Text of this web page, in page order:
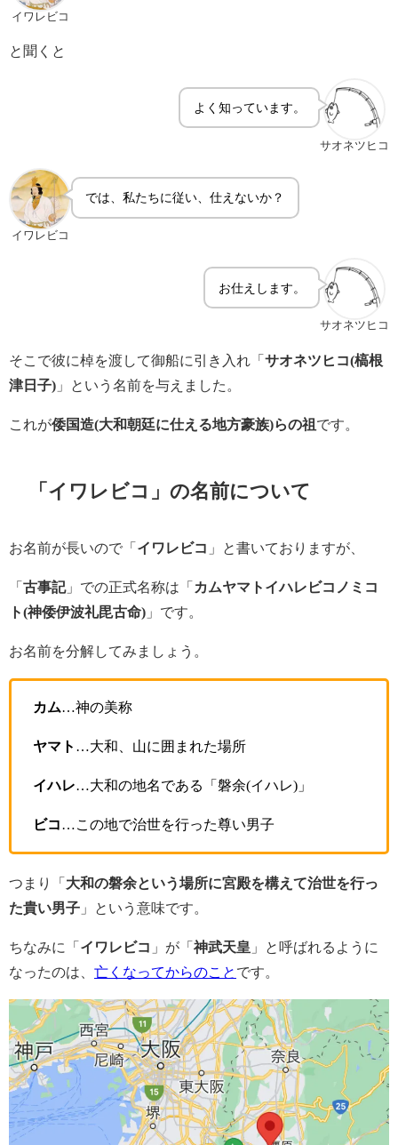
イワレビコ
と聞くと
サオネツヒコ
よく知っています。
イワレビコ
では、私たちに従い、仕えないか？
サオネツヒコ
お仕えします。
そこで彼に棹を渡して御船に引き入れ「 サオネツヒコ(槁根
津日子) 」という名前を与えました。
これが倭国造(大和朝廷に仕える地方豪族)らの祖 です。
「イワレビコ」の名前について
お名前が長いので「 イワレビコ 」と書いておりますが、
「 古事記」での正式名称は「 カムヤマトイハレビコノミコ
ト(神倭伊波礼毘古命) 」です。
お名前を分解してみましょう。
カム…神の美称
ヤマト …大和、山に囲まれた場所
イハレ…大和の地名である「磐余(イハレ)」
ビコ…この地で治世を行った尊い男子
つまり「 大和の磐余という場所に宮殿を構えて治世を行っ
た貴い男子 」という意味です。
ちなみに「 イワレビコ 」が「 神武天皇 」と呼ばれるように
なったのは、 亡くなってからのこと です。